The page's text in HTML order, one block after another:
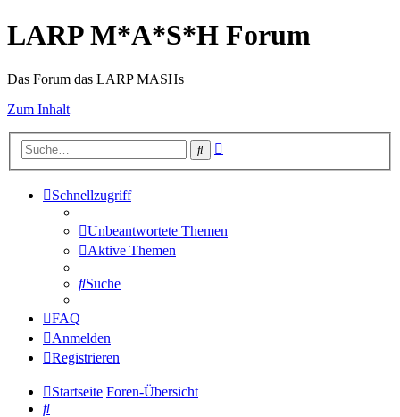
LARP M*A*S*H Forum
Das Forum das LARP MASHs
Zum Inhalt
Suche
Schnellzugriff
Unbeantwortete Themen
Aktive Themen
Suche
FAQ
Anmelden
Registrieren
Startseite Foren-Übersicht
Suche